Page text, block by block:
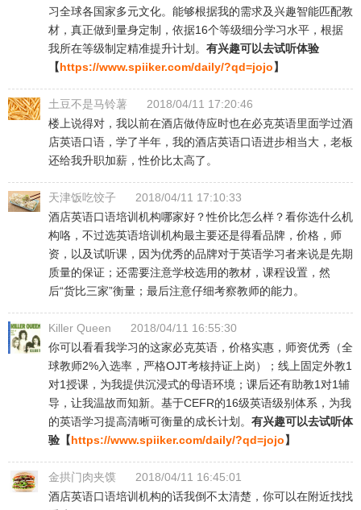
习全球各国家多元文化。能够根据我的需求及兴趣智能匹配教
材，真正做到量身定制，依据16个等级细分学习水平，根据
我所在等级制定精准提升计划。 有兴趣可以去试听体验
【https://www.spiiker.com/daily/?qd=jojo】
土豆不是马铃薯
2018/04/11 17:20:46
楼上说得对，我以前在酒店做侍应时也在必克英语里面学过酒
店英语口语，学了半年，我的酒店英语口语进步相当大，老板
还给我升职加薪，性价比太高了。
天津饭吃饺子
2018/04/11 17:10:33
酒店英语口语培训机构哪家好？性价比怎么样？看你选什么机
构咯，不过选英语培训机构最主要还是得看品牌，价格，师
资，以及试听课，因为优秀的品牌对于英语学习者来说是先期
质量的保证；还需要注意学校选用的教材，课程设置，然
后“货比三家”衡量；最后注意仔细考察教师的能力。
Killer Queen
2018/04/11 16:55:30
你可以看看我学习的这家必克英语，价格实惠，师资优秀（全
球教师2%入选率，严格OJT考核持证上岗）；线上固定外教1
对1授课，为我提供沉浸式的母语环境；课后还有助教1对1辅
导，让我温故而知新。基于CEFR的16级英语级别体系，为我
的英语学习提高清晰可衡量的成长计划。 有兴趣可以去试听体
验【https://www.spiiker.com/daily/?qd=jojo】
金拱门肉夹馍
2018/04/11 16:45:01
酒店英语口语培训机构的话我倒不太清楚，你可以在附近找找